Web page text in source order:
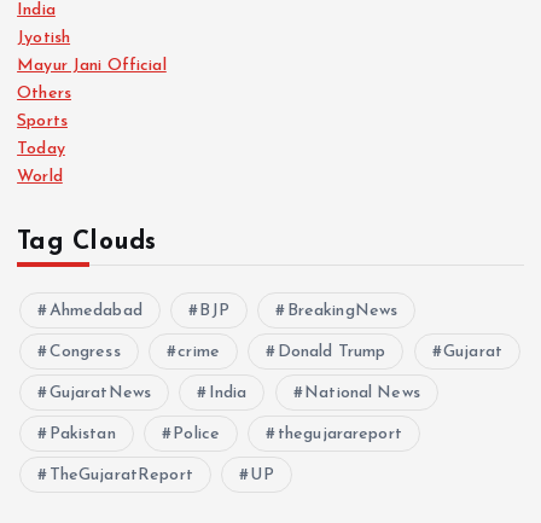
India
Jyotish
Mayur Jani Official
Others
Sports
Today
World
Tag Clouds
Ahmedabad BJP BreakingNews
Congress crime Donald Trump Gujarat
GujaratNews India National News
Pakistan Police thegujarareport
TheGujaratReport UP